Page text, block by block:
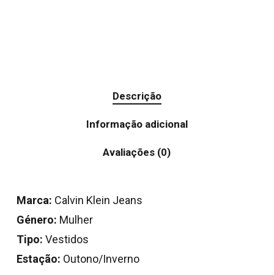
Descrição
Informação adicional
Avaliações (0)
Marca: Calvin Klein Jeans
Género: Mulher
Tipo: Vestidos
Estação: Outono/Inverno